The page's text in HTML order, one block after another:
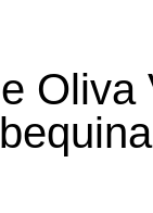
Oliva